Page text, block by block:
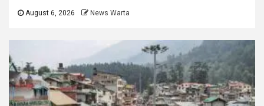
August 6, 2026 News Warta